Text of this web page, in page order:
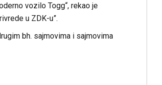
vozilo Togg“, rekao je
u ZDK-u”.
bh. sajmovima i sajmovima